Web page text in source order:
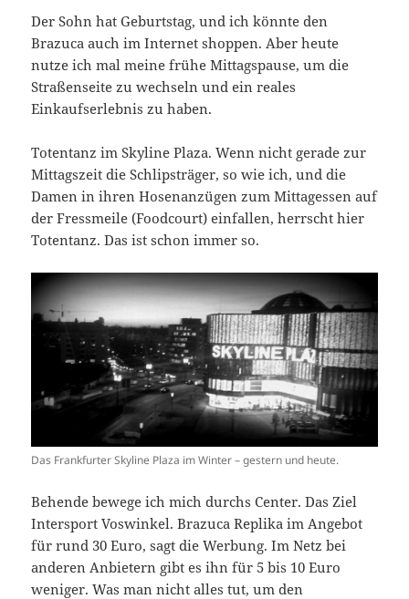
Der Sohn hat Geburtstag, und ich könnte den
Brazuca auch im Internet shoppen. Aber heute
nutze ich mal meine frühe Mittagspause, um die
Straßenseite zu wechseln und ein reales
Einkaufserlebnis zu haben.
Totentanz im Skyline Plaza. Wenn nicht gerade zur
Mittagszeit die Schlipsträger, so wie ich, und die
Damen in ihren Hosenanzügen zum Mittagessen auf
der Fressmeile (Foodcourt) einfallen, herrscht hier
Totentanz. Das ist schon immer so.
Das Frankfurter Skyline Plaza im Winter – gestern und heute.
Behende bewege ich mich durchs Center. Das Ziel
Intersport Voswinkel. Brazuca Replika im Angebot
für rund 30 Euro, sagt die Werbung. Im Netz bei
anderen Anbietern gibt es ihn für 5 bis 10 Euro
weniger. Was man nicht alles tut, um den